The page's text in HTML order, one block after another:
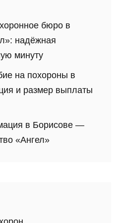
бюро в
надёжная
минуту
на похороны в
и размер выплаты
в Борисове —
«Ангел»